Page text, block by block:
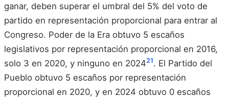
ganar, deben superar el umbral del 5% del voto de
partido en representación proporcional para entrar al
Congreso. Poder de la Era obtuvo 5 escaños
legislativos por representación proporcional en 2016,
solo 3 en 2020, y ninguno en 202421. El Partido del
Pueblo obtuvo 5 escaños por representación
proporcional en 2020, y en 2024 obtuvo 0 escaños